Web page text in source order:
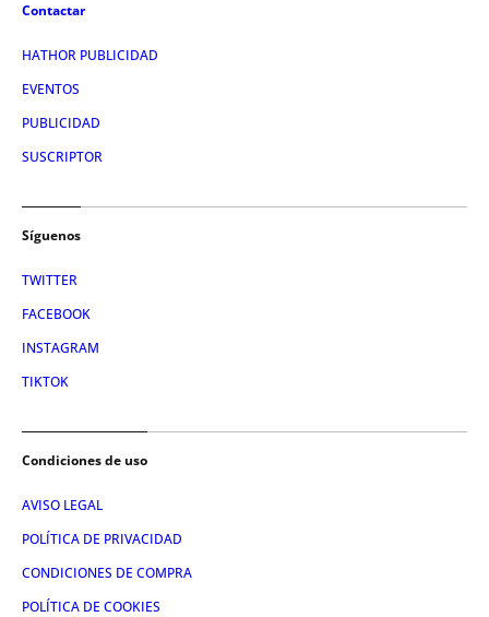
Contactar
HATHOR PUBLICIDAD
EVENTOS
PUBLICIDAD
SUSCRIPTOR
Síguenos
TWITTER
FACEBOOK
INSTAGRAM
TIKTOK
Condiciones de uso
AVISO LEGAL
POLÍTICA DE PRIVACIDAD
CONDICIONES DE COMPRA
POLÍTICA DE COOKIES